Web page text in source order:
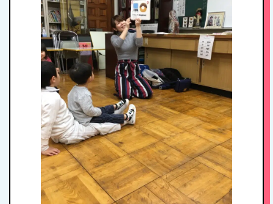
年間行事
施設紹介・園概要
入園案内
アクセス